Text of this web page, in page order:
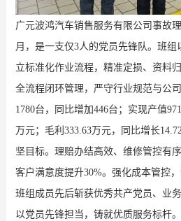
广元波鸿汽车销售服务有限公司事故
月，是一支仅3人的党员先锋队。班组
立标准化作业流程，精准定损、资料
全流程闭环管理，严守行业规范与公司
1780台，同比增加446台；实现产值
万元；毛利 333.63万元，同比增长
坚目标。理赔办结高效、维修管控有
客户满意度提升30%。强化成本管控
班组成员先后斩获优秀共产党员、业
以党员先锋担当，铸就优质服务标杆。